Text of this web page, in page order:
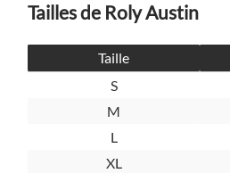
Tailles de Roly Austin
Taille
S
M
L
XL